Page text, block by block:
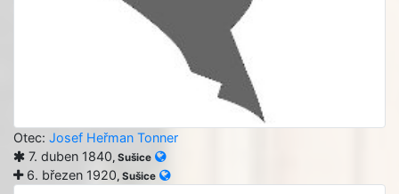
Otec: Josef Heřman Tonner
7. duben 1840, Sušice
6. březen 1920, Sušice